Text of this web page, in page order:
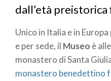
dall’età
Unico in Italia e in
e per sede, il Museo è
monastero di Santa
monastero benedettino